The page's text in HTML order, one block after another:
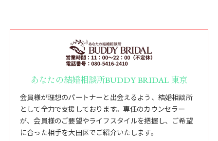
あなたの結婚相談所BUDDY BRIDAL 東京
会員様が理想のパートナーと出会えるよう、結婚相談所
として全力で支援しております。専任のカウンセラー
が、会員様のご要望やライフスタイルを把握し、ご希望
に合った相手を大田区でご紹介いたします。